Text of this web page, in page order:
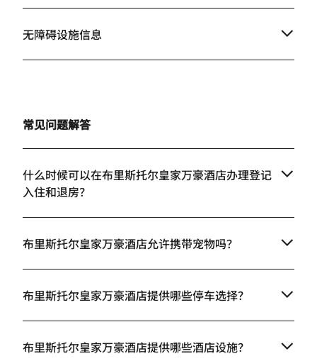
无障碍设施信息
常见问题解答
什么时候可以在布里斯托尔皇家万豪酒店办理登记
入住和退房？
布里斯托尔皇家万豪酒店允许携带宠物吗？
布里斯托尔皇家万豪酒店提供哪些停车选择？
布里斯托尔皇家万豪酒店提供哪些酒店设施？